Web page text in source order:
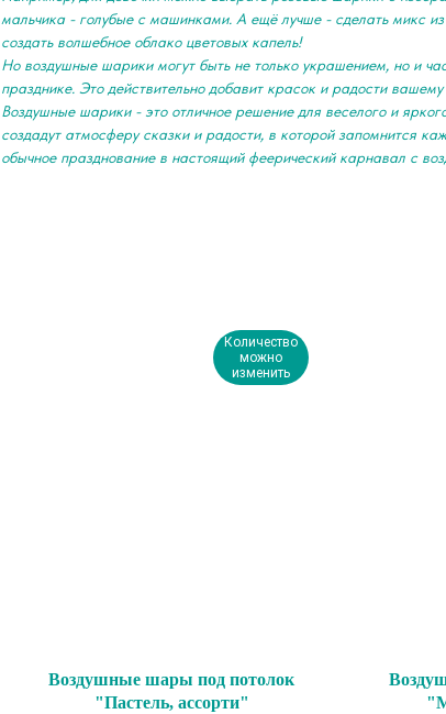
мальчика - голубые с машинками. А ещё лучше - сделать микс из
создать волшебное облако цветовых капель!
Но воздушные шарики могут быть не только украшением, но и
празднике. Это действительно добавит красок и радости вашему
Воздушные шарики - это отличное решение для веселого и
создадут атмосферу сказки и радости, в которой запомнится
обычное празднование в настоящий феерический карнавал с
Количество
можно
изменить
Воздушные шары под потолок
"Пастель, ассорти"